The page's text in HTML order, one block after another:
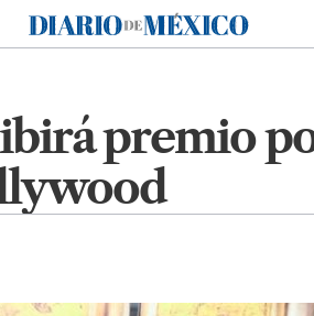
Diario de México
premio